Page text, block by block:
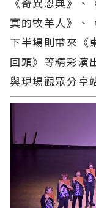
寞的牧羊人》、
下半場則帶來《
回頭》等精彩演
與現場觀眾分享